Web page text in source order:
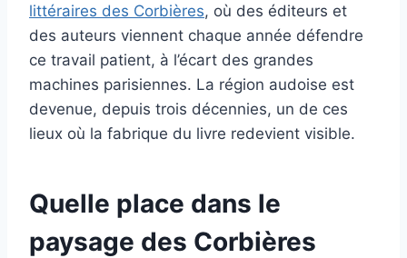
littéraires des Corbières, où des éditeurs et
des auteurs viennent chaque année défendre
ce travail patient, à l’écart des grandes
machines parisiennes. La région audoise est
devenue, depuis trois décennies, un de ces
lieux où la fabrique du livre redevient visible.
Quelle place dans le
paysage des Corbières